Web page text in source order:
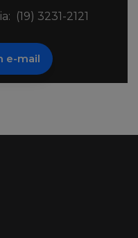
(19) 3231-2121
e-mail